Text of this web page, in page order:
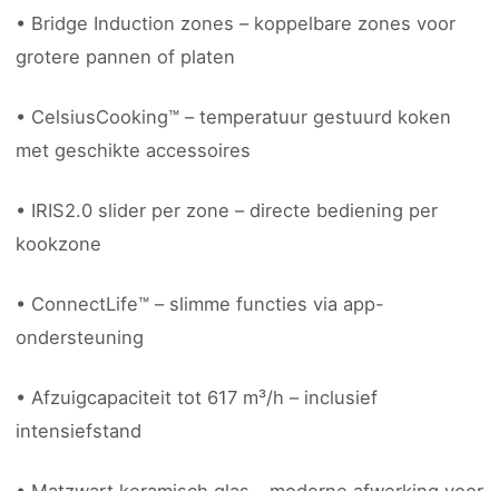
• Bridge Induction zones – koppelbare zones voor
grotere pannen of platen
• CelsiusCooking™ – temperatuur gestuurd koken
met geschikte accessoires
• IRIS2.0 slider per zone – directe bediening per
kookzone
• ConnectLife™ – slimme functies via app-
ondersteuning
• Afzuigcapaciteit tot 617 m³/h – inclusief
intensiefstand